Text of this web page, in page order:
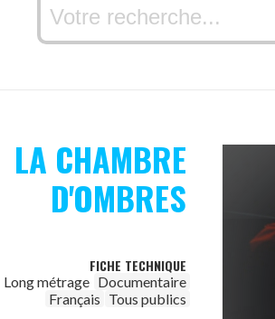
LA CHAMBRE
D'OMBRES
FICHE TECHNIQUE
Long métrage Documentaire
Français Tous publics